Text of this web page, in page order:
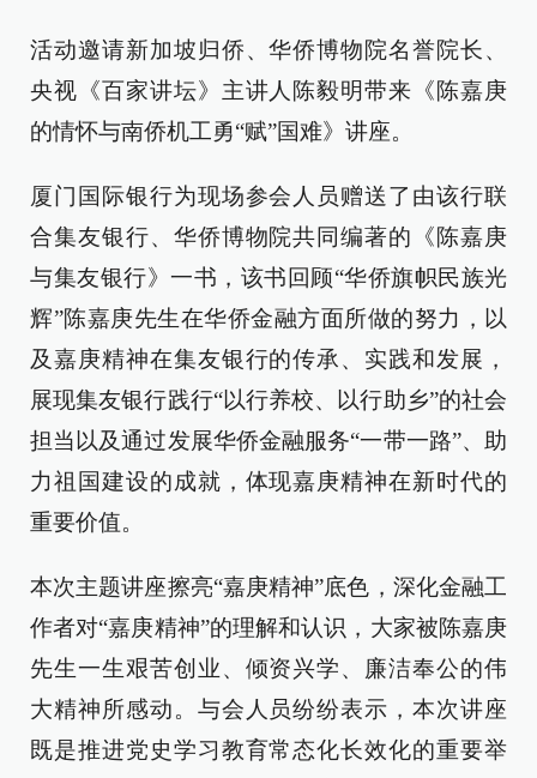
活动邀请新加坡归侨、华侨博物院名誉院长、
央视《百家讲坛》主讲人陈毅明带来《陈嘉庚
的情怀与南侨机工勇“赋”国难》讲座。
厦门国际银行为现场参会人员赠送了由该行联
合集友银行、华侨博物院共同编著的《陈嘉庚
与集友银行》一书，该书回顾“华侨旗帜民族光
辉”陈嘉庚先生在华侨金融方面所做的努力，以
及嘉庚精神在集友银行的传承、实践和发展，
展现集友银行践行“以行养校、以行助乡”的社会
担当以及通过发展华侨金融服务“一带一路”、助
力祖国建设的成就，体现嘉庚精神在新时代的
重要价值。
本次主题讲座擦亮“嘉庚精神”底色，深化金融工
作者对“嘉庚精神”的理解和认识，大家被陈嘉庚
先生一生艰苦创业、倾资兴学、廉洁奉公的伟
大精神所感动。与会人员纷纷表示，本次讲座
既是推进党史学习教育常态化长效化的重要举